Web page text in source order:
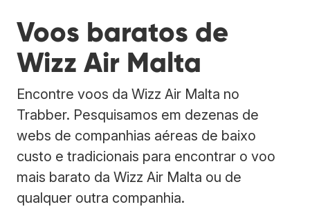
Voos baratos de
Wizz Air Malta
Encontre voos da Wizz Air Malta no
Trabber. Pesquisamos em dezenas de
webs de companhias aéreas de baixo
custo e tradicionais para encontrar o voo
mais barato da Wizz Air Malta ou de
qualquer outra companhia.